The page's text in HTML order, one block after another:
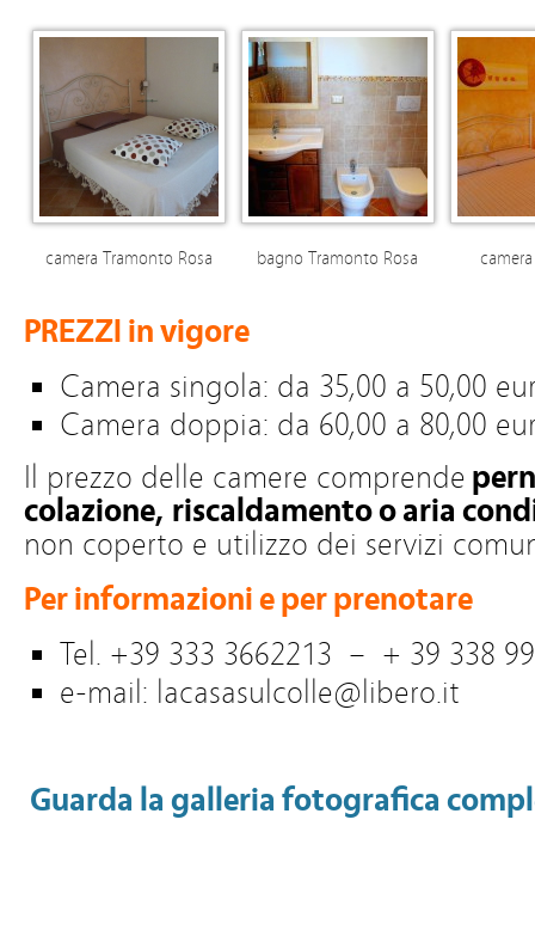
camera Tramonto Rosa bagno Tramonto Rosa
PREZZI in vigore
Camera singola: da 35,00 a 50,00
Camera doppia: da 60,00 a 80,00
Il prezzo delle camere comprende
colazione, riscaldamento o aria
non coperto e utilizzo dei servizi
Per informazioni e per prenotare
Tel. +39 333 3662213 – + 39 338
e-mail: lacasasulcolle@libero.it
Guarda la galleria fotografica